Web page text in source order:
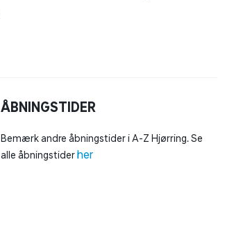
ÅBNINGSTIDER
Bemærk andre åbningstider i A-Z Hjørring. Se
alle åbningstiderher